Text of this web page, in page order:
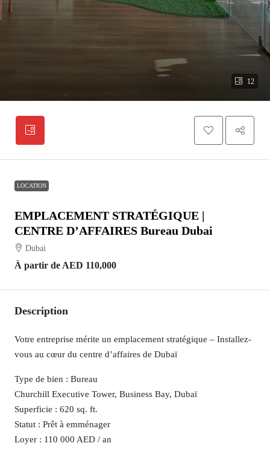
12
LOCATION
EMPLACEMENT STRATÉGIQUE |
CENTRE D’AFFAIRES Bureau Dubai
Dubai
À partir de AED 110,000
Description
Votre entreprise mérite un emplacement stratégique – Installez-
vous au cœur du centre d’affaires de Dubaï
Type de bien : Bureau
Churchill Executive Tower, Business Bay, Dubaï
Superficie : 620 sq. ft.
Statut : Prêt à emménager
Loyer : 110 000 AED / an